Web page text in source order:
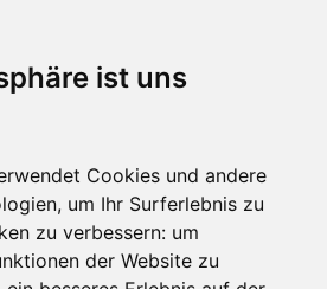
ist uns
Cookies und andere
um Ihr Surferlebnis zu
zu verbessern: um
der Website zu
SKI APP
APP für iOS und Android - Ein
und Schneefreaks!